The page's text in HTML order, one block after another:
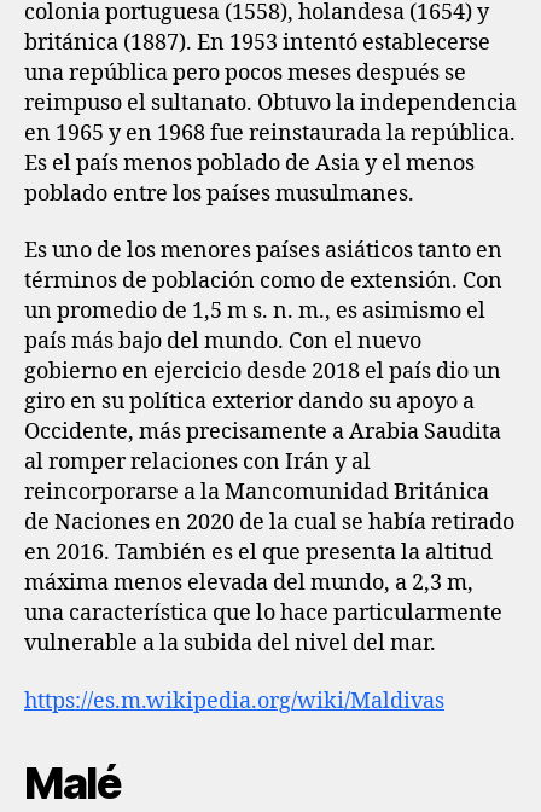
colonia portuguesa (1558), holandesa (1654) y
británica (1887). En 1953 intentó establecerse
una república pero pocos meses después se
reimpuso el sultanato. Obtuvo la independencia
en 1965 y en 1968 fue reinstaurada la república.
Es el país menos poblado de Asia y el menos
poblado entre los países musulmanes.
Es uno de los menores países asiáticos tanto en
términos de población como de extensión. Con
un promedio de 1,5 m s. n. m., es asimismo el
país más bajo del mundo. Con el nuevo
gobierno en ejercicio desde 2018 el país dio un
giro en su política exterior dando su apoyo a
Occidente, más precisamente a Arabia Saudita
al romper relaciones con Irán y al
reincorporarse a la Mancomunidad Británica
de Naciones en 2020 de la cual se había retirado
en 2016. También es el que presenta la altitud
máxima menos elevada del mundo, a 2,3 m,​
una característica que lo hace particularmente
vulnerable a la subida del nivel del mar.
https://es.m.wikipedia.org/wiki/Maldivas
Malé